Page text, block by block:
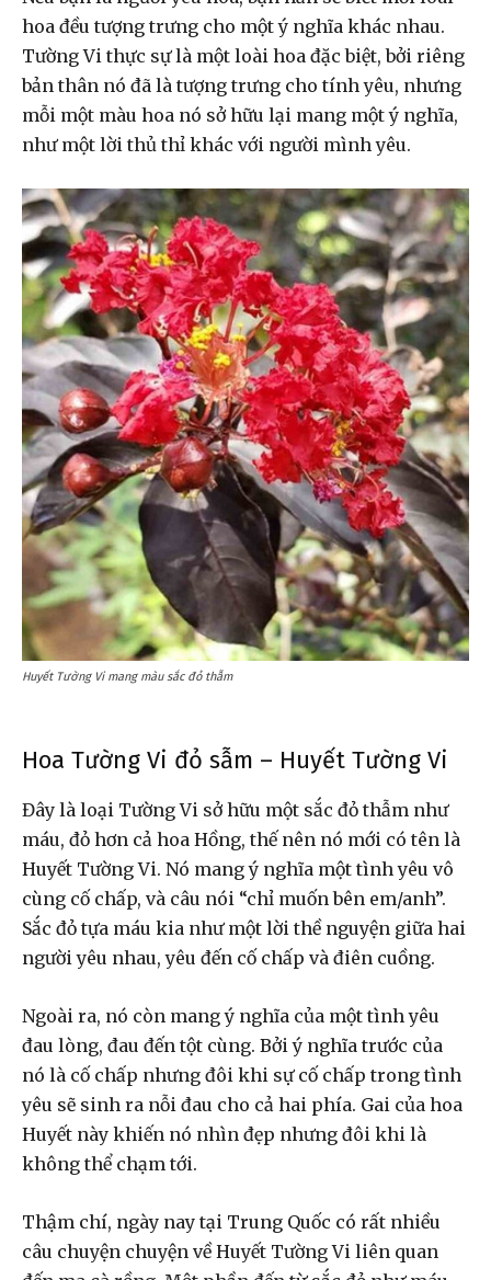
hoa đều tượng trưng cho một ý nghĩa khác nhau.
Tường Vi thực sự là một loài hoa đặc biệt, bởi riêng
bản thân nó đã là tượng trưng cho tính yêu, nhưng
mỗi một màu hoa nó sở hữu lại mang một ý nghĩa,
như một lời thủ thỉ khác với người mình yêu.
Huyết Tường Vi mang màu sắc đỏ thẫm
Hoa Tường Vi đỏ sẫm – Huyết Tường Vi
Đây là loại Tường Vi sở hữu một sắc đỏ thẫm như
máu, đỏ hơn cả hoa Hồng, thế nên nó mới có tên là
Huyết Tường Vi. Nó mang ý nghĩa một tình yêu vô
cùng cố chấp, và câu nói “chỉ muốn bên em/anh”.
Sắc đỏ tựa máu kia như một lời thề nguyện giữa hai
người yêu nhau, yêu đến cố chấp và điên cuồng.
Ngoài ra, nó còn mang ý nghĩa của một tình yêu
đau lòng, đau đến tột cùng. Bởi ý nghĩa trước của
nó là cố chấp nhưng đôi khi sự cố chấp trong tình
yêu sẽ sinh ra nỗi đau cho cả hai phía. Gai của hoa
Huyết này khiến nó nhìn đẹp nhưng đôi khi là
không thể chạm tới.
Thậm chí, ngày nay tại Trung Quốc có rất nhiều
câu chuyện chuyện về Huyết Tường Vi liên quan